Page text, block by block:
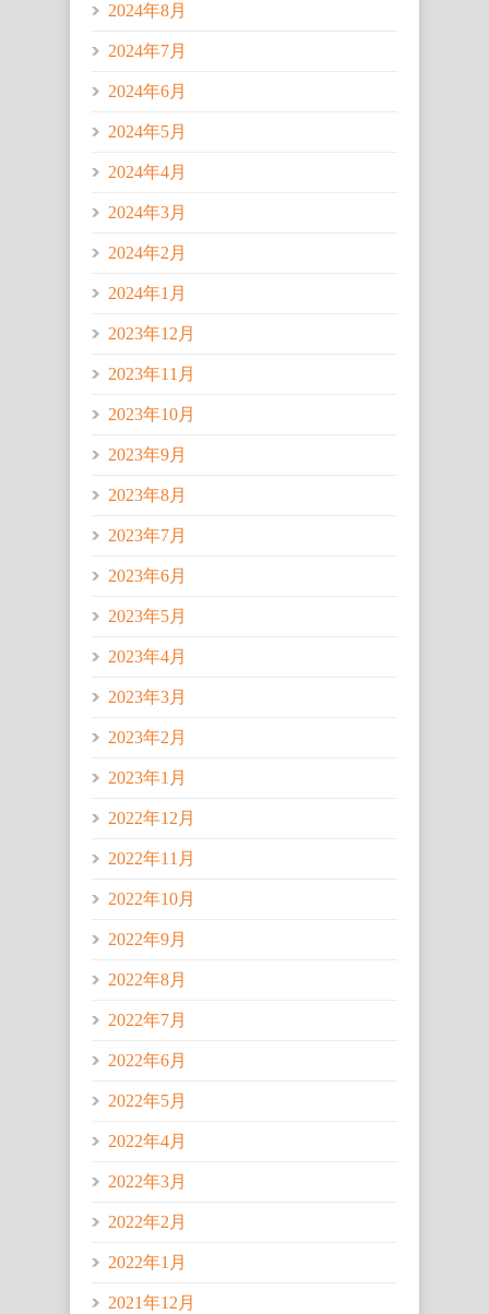
2024年8月
2024年7月
2024年6月
2024年5月
2024年4月
2024年3月
2024年2月
2024年1月
2023年12月
2023年11月
2023年10月
2023年9月
2023年8月
2023年7月
2023年6月
2023年5月
2023年4月
2023年3月
2023年2月
2023年1月
2022年12月
2022年11月
2022年10月
2022年9月
2022年8月
2022年7月
2022年6月
2022年5月
2022年4月
2022年3月
2022年2月
2022年1月
2021年12月